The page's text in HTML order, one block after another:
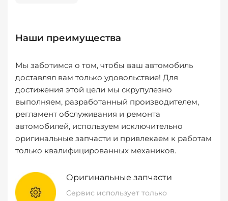
Наши преимущества
Мы заботимся о том, чтобы ваш автомобиль
доставлял вам только удовольствие! Для
достижения этой цели мы скрупулезно
выполняем, разработанный производителем,
регламент обслуживания и ремонта
автомобилей, используем исключительно
оригинальные запчасти и привлекаем к работам
только квалифицированных механиков.
Оригинальные запчасти
Сервис использует только